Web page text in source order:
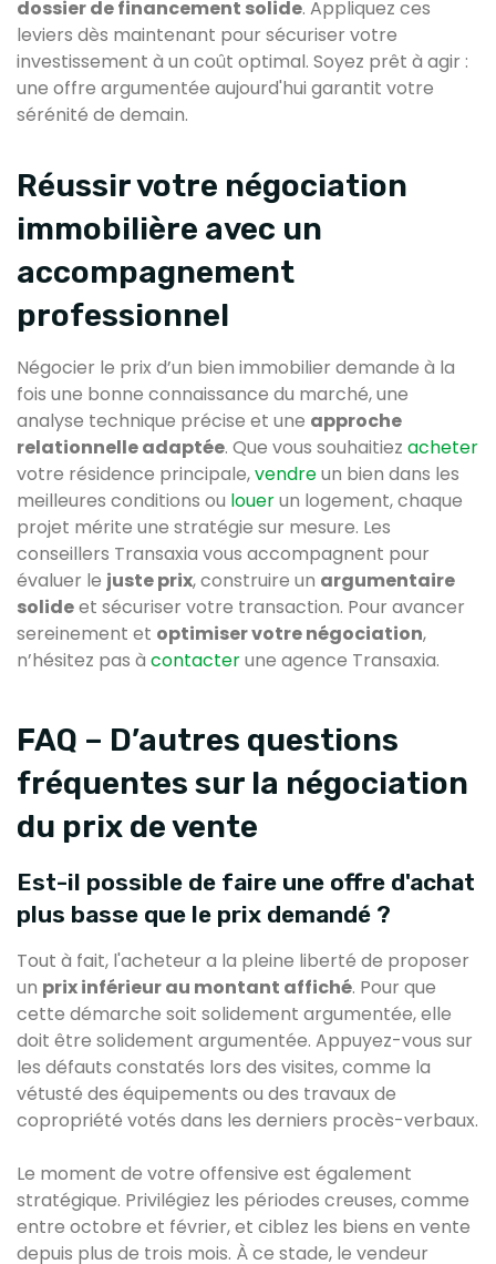
dossier de financement solide. Appliquez ces
leviers dès maintenant pour sécuriser votre
investissement à un coût optimal. Soyez prêt à agir :
une offre argumentée aujourd'hui garantit votre
sérénité de demain.
Réussir votre négociation
immobilière avec un
accompagnement
professionnel
Négocier le prix d’un bien immobilier demande à la
fois une bonne connaissance du marché, une
analyse technique précise et une approche
relationnelle adaptée. Que vous souhaitiez acheter
votre résidence principale,vendreun bien dans les
meilleures conditions ou louerun logement, chaque
projet mérite une stratégie sur mesure. Les
conseillers Transaxia vous accompagnent pour
évaluer le juste prix, construire un argumentaire
solideet sécuriser votre transaction. Pour avancer
sereinement et optimiser votre négociation,
n’hésitez pas à contacterune agence Transaxia.
FAQ – D’autres questions
fréquentes sur la négociation
du prix de vente
Est-il possible de faire une offre d'achat
plus basse que le prix demandé ?
Tout à fait, l'acheteur a la pleine liberté de proposer
un prix inférieur au montant affiché. Pour que
cette démarche soit solidement argumentée, elle
doit être solidement argumentée. Appuyez-vous sur
les défauts constatés lors des visites, comme la
vétusté des équipements ou des travaux de
copropriété votés dans les derniers procès-verbaux.
Le moment de votre offensive est également
stratégique. Privilégiez les périodes creuses, comme
entre octobre et février, et ciblez les biens en vente
depuis plus de trois mois. À ce stade, le vendeur